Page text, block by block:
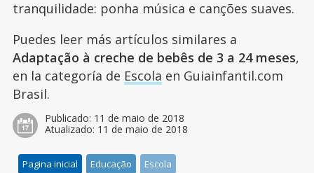
tranquilidade: ponha música e canções suaves.
Puedes leer más artículos similares a
Adaptação à creche de bebês de 3 a 24 meses,
en la categoría de Escola en Guiainfantil.com
Brasil.
Publicado: 11 de maio de 2018
Atualizado: 11 de maio de 2018
Pagina inicial Educação Escola